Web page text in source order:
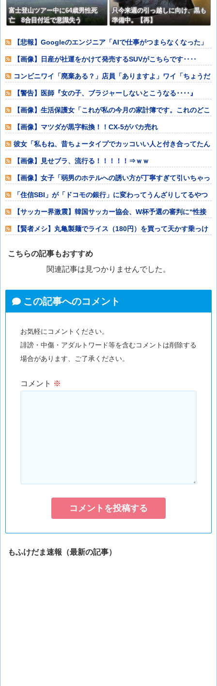
富士登山ツアー中に64歳男性死
亡 8合目付近で意識失う
只今来週の引っ越しに向け、黒も
準備中。【再】
【悲報】Googleのエンジニア「AIで仕事がつまらなくなった」
【画像】日産が社運をかけて発売するSUVがこちらです‥‥
コンビニワイ「廃棄ある？」店員「ありますよ」ワイ「ちょうだ
い」 ←最悪の
【警告】医師『女の子、ブラジャーしないとこうなる････』
⇒！！！
【画像】生活保護女「これが私の今月の家計簿です。これのどこ
が“いい思い”
【画像】マツダが黒字転換！！CX-5がバカ売れ
彼女「私もね、昔ちょータイプでカッコいい人と付き合ってたん
だけど」俺「う
【画像】見せブラ、流行る！！！！！⇒ｗｗ
【画像】女子「弱男のホテルへの誘い方が丁寧すぎて引いちゃっ
「住信SBI」が「ドコモの銀行」に変わってうんざりしてるやつ
w w w
【サッカー界激震】韓国サッカー協会、W杯予選の審判に“性接
待”していたこ
【賢者メシ】丸亀製麺でライス（180円）を買って天かす乗っけ
こちらの記事もおすすめ
関連記事は見つかりませんでした。
この記事へのコメント
お気軽にコメントください。
誹謗・中傷・アダルトワード等を含むコメントは削除する
場合があります、ご了承ください。
コメント ※
もふけだま速報（最新の記事）